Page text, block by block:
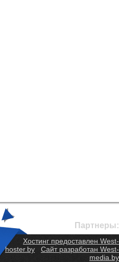
Партнеры:
Хостинг предоставлен West-
hoster.by
Сайт разработан West-
media.by